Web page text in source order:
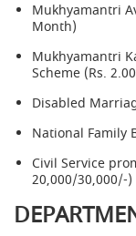
Mukhyamantri
Month)
Mukhyamantri
Scheme (Rs.
Disabled
National Family
Civil Service
20,000/30,000/-)